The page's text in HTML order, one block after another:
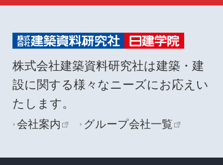
株式会社建築資料研究社は建築・建
設に関する様々なニーズにお応えい
たします。
会社案内 グループ会社一覧